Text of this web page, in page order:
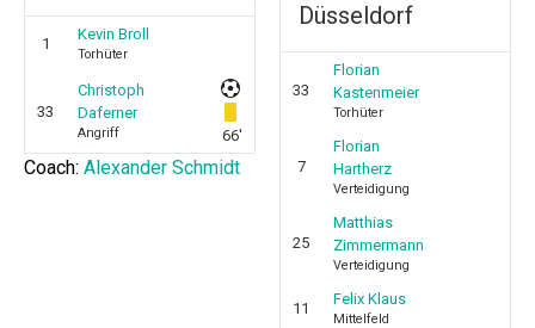
1
Kevin Broll
Torhüter
33
Christoph
Daferner
Angriff 66'
Coach: Alexander Schmidt
Düsseldorf
33
Florian
Kastenmeier
Torhüter
7
Florian
Hartherz
Verteidigung
25
Matthias
Zimmermann
Verteidigung
11
Felix Klaus
Mittelfeld